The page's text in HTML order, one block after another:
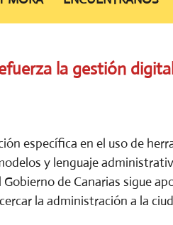
la gestión
específica en el uso de
y lenguaje
de Canarias sigue
la administración a la